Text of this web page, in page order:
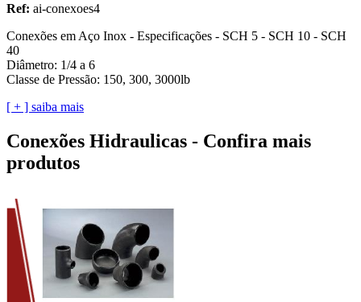
Ref: ai-conexoes4
Conexões em Aço Inox - Especificações - SCH 5 - SCH 10 - SCH
40
Diâmetro: 1/4 a 6
Classe de Pressão: 150, 300, 3000lb
[ + ] saiba mais
Conexões Hidraulicas - Confira mais
produtos